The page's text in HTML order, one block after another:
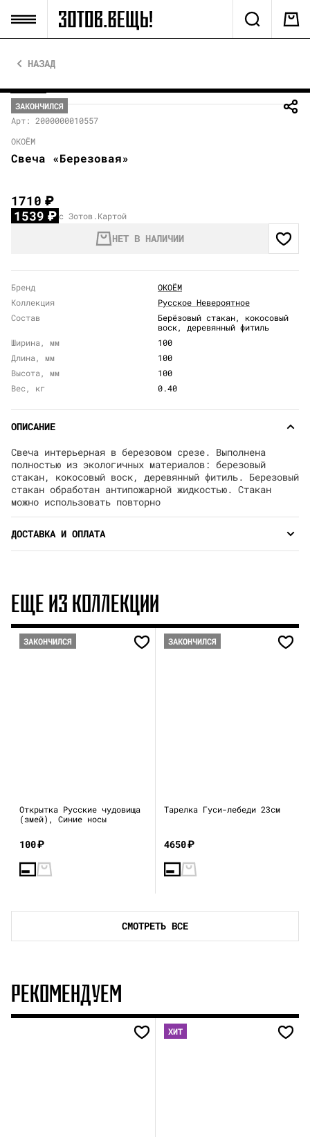
НАЗАД
ЗАКОНЧИЛСЯ
Арт: 2000000010557
ОКОЁМ
Свеча «Березовая»
1710₽
1539₽ с Зотов.Картой
НЕТ В НАЛИЧИИ
Бренд
ОКОЁМ
Коллекция
Русское Невероятное
Состав
Берёзовый стакан, кокосовый
воск, деревянный фитиль
Ширина, мм
100
Длина, мм
100
Высота, мм
100
Вес, кг
0.40
ОПИСАНИЕ
Свеча интерьерная в березовом срезе. Выполнена
полностью из экологичных материалов: березовый
стакан, кокосовый воск, деревянный фитиль. Березовый
стакан обработан антипожарной жидкостью. Стакан
можно использовать повторно
ДОСТАВКА И ОПЛАТА
ЕЩЕ ИЗ КОЛЛЕКЦИИ
ЗАКОНЧИЛСЯ
Открытка Русские чудовища
(змей), Синие носы
100₽
ЗАКОНЧИЛСЯ
Тарелка Гуси-лебеди 23см
4650₽
СМОТРЕТЬ ВСЕ
РЕКОМЕНДУЕМ
ХИТ